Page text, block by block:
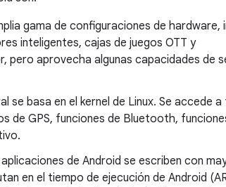
gama de configuraciones de hardware,
inteligentes, cajas de juegos OTT y
pero aprovecha algunas capacidades de
se basa en el kernel de Linux. Se accede
de GPS, funciones de Bluetooth,
de Android se escriben con
en el tiempo de ejecución de Android